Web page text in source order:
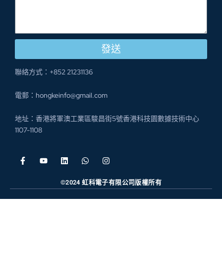
發送
聯絡方式：+852 21231136
電郵：hongkeinfo@gmail.com
地址：香港將軍澳工業區駿昌街5號香港科技園數據技術中心
1107-1108
©2024 虹科電子有限公司版權所有